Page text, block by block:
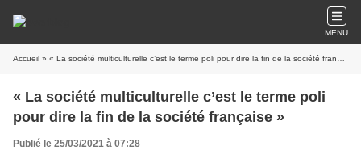
MENU
Accueil » « La société multiculturelle c’est le terme poli pour dire la fin de la société française »
« La société multiculturelle c’est le terme poli
pour dire la fin de la société française »
Publié le 25/03/2021 à 07:28